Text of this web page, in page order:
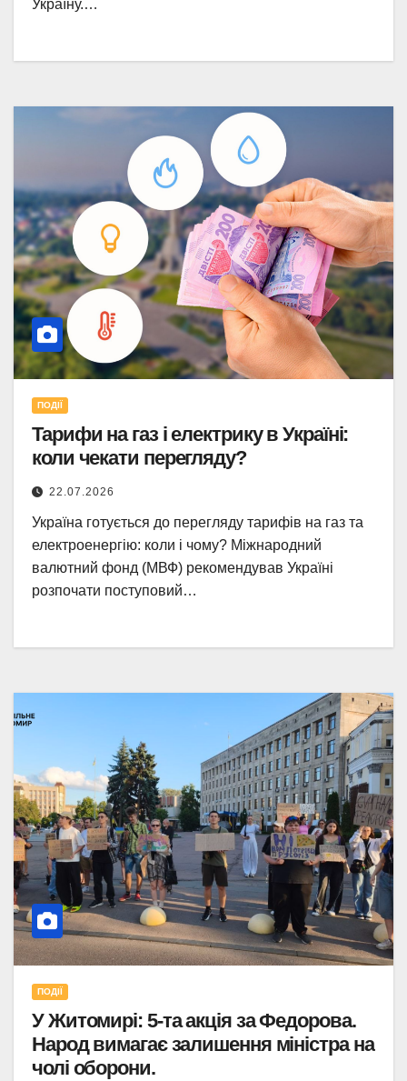
Україну.…
ПОДІЇ
Тарифи на газ і електрику в Україні:
коли чекати перегляду?
22.07.2026
Україна готується до перегляду тарифів на газ та
електроенергію: коли і чому? Міжнародний
валютний фонд (МВФ) рекомендував Україні
розпочати поступовий…
ПОДІЇ
У Житомирі: 5-та акція за Федорова.
Народ вимагає залишення міністра на
чолі оборони.